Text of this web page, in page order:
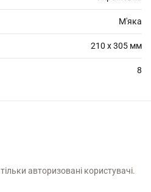
М'яка
210 х 305 мм
8
авторизовані користувачі.